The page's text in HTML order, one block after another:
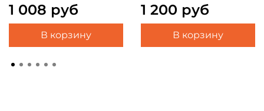
1 008 руб
В корзину
1 200 руб
В корзину